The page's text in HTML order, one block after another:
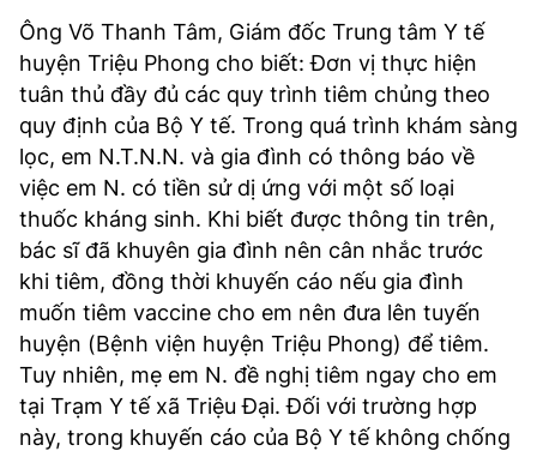
Ông Võ Thanh Tâm, Giám đốc Trung tâm Y tế
huyện Triệu Phong cho biết: Đơn vị thực hiện
tuân thủ đầy đủ các quy trình tiêm chủng theo
quy định của Bộ Y tế. Trong quá trình khám sàng
lọc, em N.T.N.N. và gia đình có thông báo về
việc em N. có tiền sử dị ứng với một số loại
thuốc kháng sinh. Khi biết được thông tin trên,
bác sĩ đã khuyên gia đình nên cân nhắc trước
khi tiêm, đồng thời khuyến cáo nếu gia đình
muốn tiêm vaccine cho em nên đưa lên tuyến
huyện (Bệnh viện huyện Triệu Phong) để tiêm.
Tuy nhiên, mẹ em N. đề nghị tiêm ngay cho em
tại Trạm Y tế xã Triệu Đại. Đối với trường hợp
này, trong khuyến cáo của Bộ Y tế không chống